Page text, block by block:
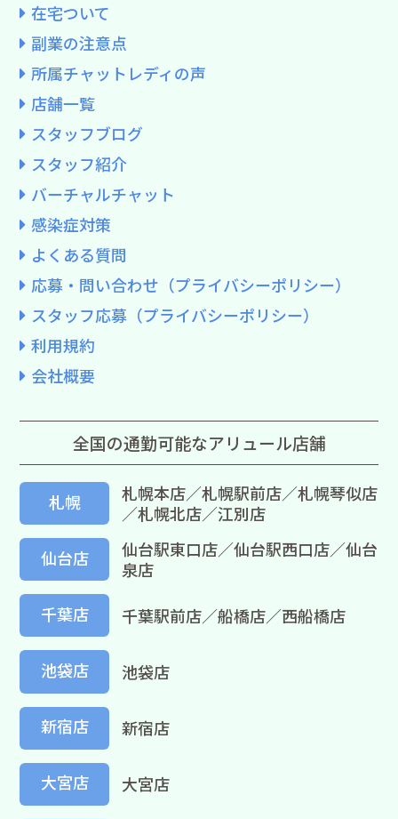
在宅ついて
副業の注意点
所属チャットレディの声
店舗一覧
スタッフブログ
スタッフ紹介
バーチャルチャット
感染症対策
よくある質問
応募・問い合わせ（プライバシーポリシー）
スタッフ応募（プライバシーポリシー）
利用規約
会社概要
全国の通勤可能なアリュール店舗
札幌
札幌本店／札幌駅前店／札幌琴似店
／札幌北店／江別店
仙台店
仙台駅東口店／仙台駅西口店／仙台
泉店
千葉店
千葉駅前店／船橋店／西船橋店
池袋店 池袋店
新宿店 新宿店
大宮店 大宮店